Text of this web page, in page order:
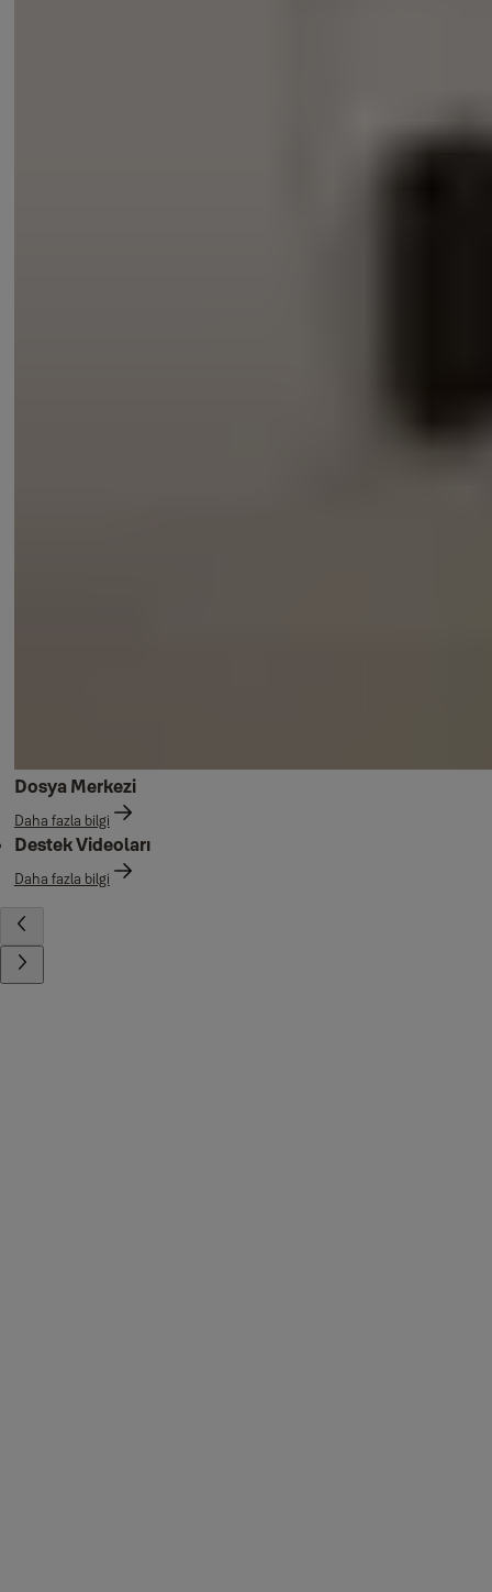
Dosya Merkezi
Daha fazla bilgi
Destek Videoları
Daha fazla bilgi